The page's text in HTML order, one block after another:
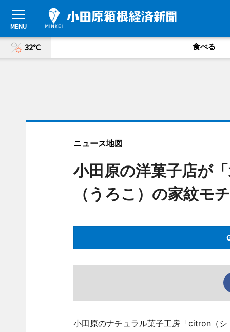
32°C 食べる
ニュース地図
小田原の洋菓子店が
（うろこ）の家紋モ
小田原のナチュラル菓子工房「citron（